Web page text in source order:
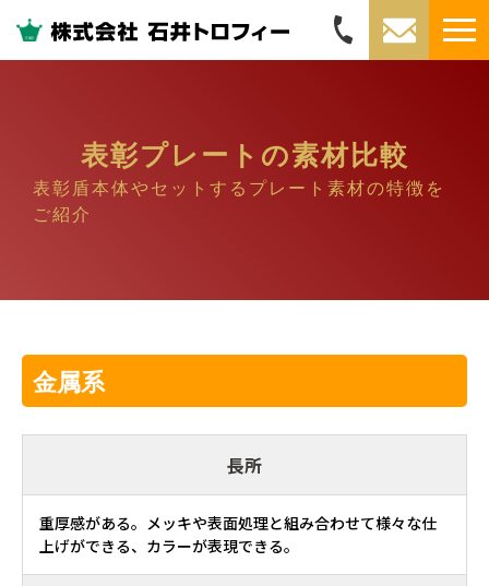
表彰プレートの素材比較
表彰盾本体やセットするプレート素材の特徴を
ご紹介
金属系
長所
重厚感がある。メッキや表面処理と組み合わせて様々な仕
上げができる、カラーが表現できる。